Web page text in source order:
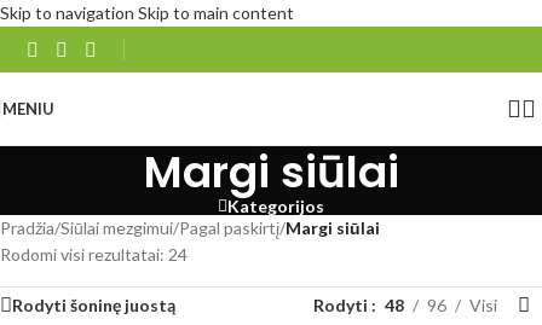
Skip to navigation Skip to main content
MENIU
Margi siūlai
Kategorijos
Pradžia/Siūlai mezgimui/Pagal paskirtį/Margi siūlai
Rodomi visi rezultatai: 24
Rodyti šoninę juostą Rodyti 48 96 Visi